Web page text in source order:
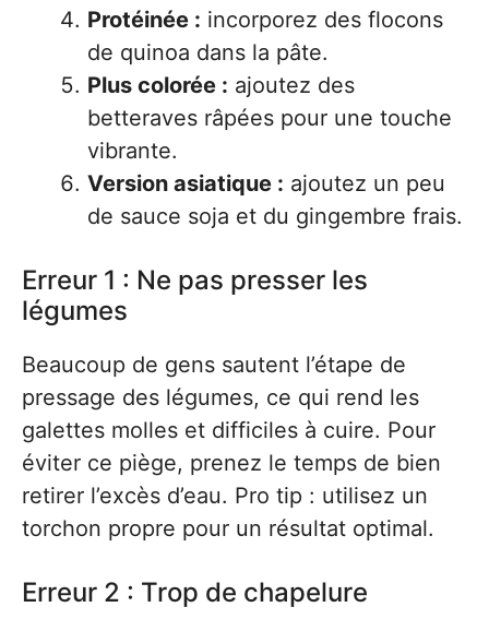
Protéinée : incorporez des flocons
de quinoa dans la pâte.
Plus colorée : ajoutez des
betteraves râpées pour une touche
vibrante.
Version asiatique : ajoutez un peu
de sauce soja et du gingembre frais.
Erreur 1 : Ne pas presser les
légumes
Beaucoup de gens sautent l’étape de
pressage des légumes, ce qui rend les
galettes molles et difficiles à cuire. Pour
éviter ce piège, prenez le temps de bien
retirer l’excès d’eau. Pro tip : utilisez un
torchon propre pour un résultat optimal.
Erreur 2 : Trop de chapelure